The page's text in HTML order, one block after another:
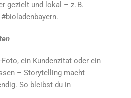
gezielt und lokal – z. B.
ein Kundenzitat oder ein
– Storytelling macht
So bleibst du in